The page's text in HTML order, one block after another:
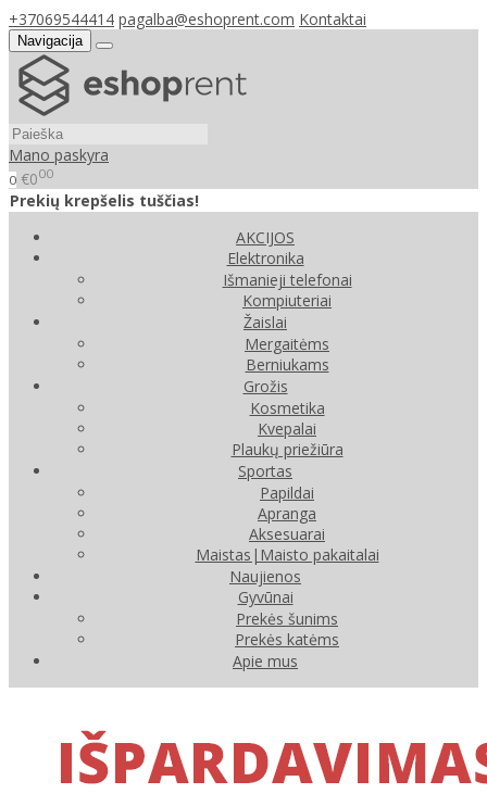
+37069544414 pagalba@eshoprent.com Kontaktai
Navigacija
Mano paskyra
0 €000
Prekių krepšelis tuščias!
AKCIJOS
Elektronika
Išmanieji telefonai
Kompiuteriai
Žaislai
Mergaitėms
Berniukams
Grožis
Kosmetika
Kvepalai
Plaukų priežiūra
Sportas
Papildai
Apranga
Aksesuarai
Maistas|Maisto pakaitalai
Naujienos
Gyvūnai
Prekės šunims
Prekės katėms
Apie mus